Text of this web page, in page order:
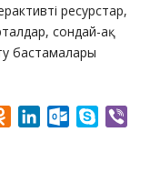
ресурстар,
сондай-ақ
бастамалары
Odnoklassniki
LinkedInOutlook.com
Skype